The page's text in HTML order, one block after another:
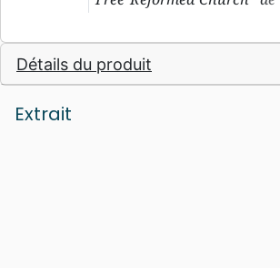
est aussi l’auteur de
"Chrétien et heureux!" est
en français.
Détails du produit
Extrait